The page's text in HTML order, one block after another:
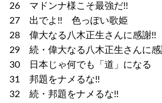
26 マドンナ様こそ最強だ!!
27 出でよ!! 色っぽい歌姫
28 偉大なる八木正生さんに感謝!!
29 続・偉大なる八木正生さんに感
30 日本じゃ何でも「道」になる
31 邦題をナメるな!!
32 続・邦題をナメるな!!